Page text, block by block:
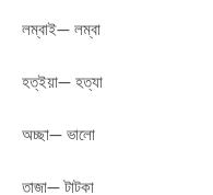
লম্বাই— লম্বা
হত্ইয়া— হত্যা
অচ্ছা— ভালো
তাজা— টাটকা